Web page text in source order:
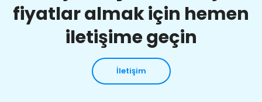
fiyatlar almak için hemen
iletişime geçin
İletişim